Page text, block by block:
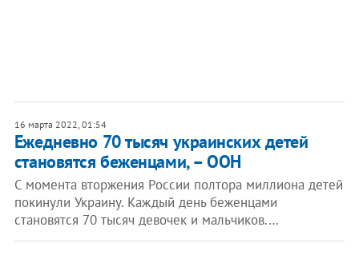
16 марта 2022, 01:54
Ежедневно 70 тысяч украинских детей
становятся беженцами, – ООН
С момента вторжения России полтора миллиона детей
покинули Украину. Каждый день беженцами
становятся 70 тысяч девочек и мальчиков.…